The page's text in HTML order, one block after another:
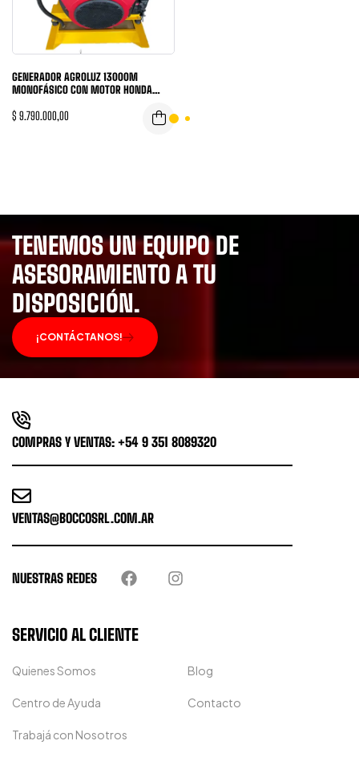
GENERADOR AGROLUZ 13000M
MONOFÁSICO CON MOTOR HONDA
$ 9.790.000,00
TENEMOS UN EQUIPO DE
ASESORAMIENTO A TU
DISPOSICIÓN.
¡CONTÁCTANOS!
COMPRAS Y VENTAS: +54 9 351 8089320
VENTAS@BOCCOSRL.COM.AR
NUESTRAS REDES
SERVICIO AL CLIENTE
Quienes Somos Blog
Centro de Ayuda Contacto
Trabajá con Nosotros